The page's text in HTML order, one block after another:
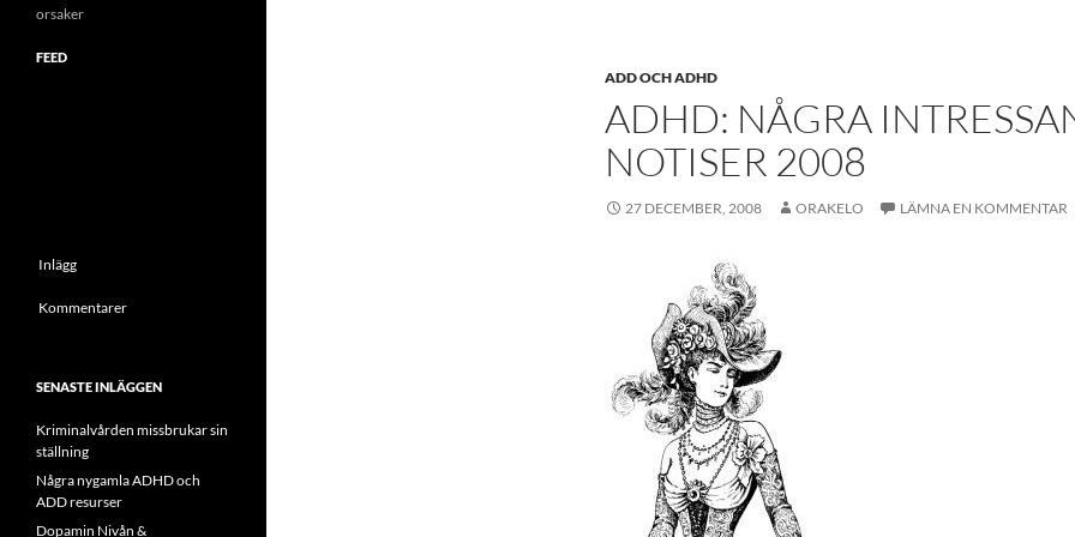
ADD OCH ADHD
ADHD: NÅGRA
NOTISER 2008
27 DECEMBER, 2008 ORAKELO LÄMNA EN KOMMENTAR
orsaker
FEED
Inlägg
Kommentarer
SENASTE INLÄGGEN
Kriminalvården missbrukar sin
ställning
Några nygamla ADHD och
ADD resurser
Dopamin Nivån &